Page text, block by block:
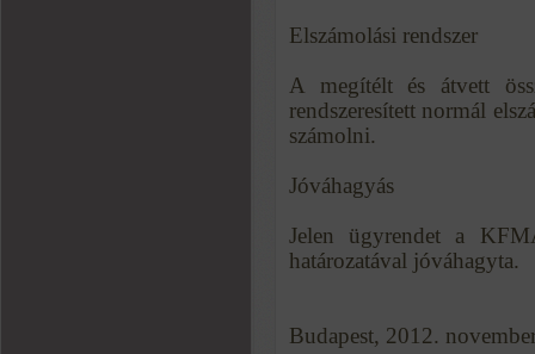
Elszámolási rendszer
A megítélt és átvett
rendszeresített normál
számolni.
Jóváhagyás
Jelen ügyrendet a
határozatával jóváhagyta.
Budapest, 2012.